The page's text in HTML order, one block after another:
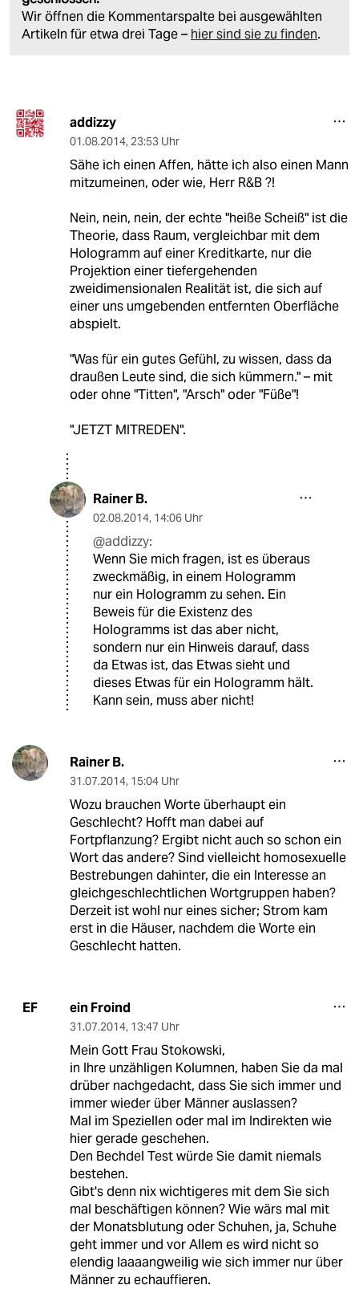
Wir öffnen die Kommentarspalte bei ausgewählten
Artikeln für etwa drei Tage – hier sind sie zu finden.
addizzy
01.08.2014, 23:53 Uhr
Sähe ich einen Affen, hätte ich also einen Mann
mitzumeinen, oder wie, Herr R&B ?!
Nein, nein, nein, der echte "heiße Scheiß" ist die
Theorie, dass Raum, vergleichbar mit dem
Hologramm auf einer Kreditkarte, nur die
Projektion einer tiefergehenden
zweidimensionalen Realität ist, die sich auf
einer uns umgebenden entfernten Oberfläche
abspielt.
"Was für ein gutes Gefühl, zu wissen, dass da
draußen Leute sind, die sich kümmern." – mit
oder ohne "Titten", "Arsch" oder "Füße"!
"JETZT MITREDEN".
Rainer B.
02.08.2014, 14:06 Uhr
@addizzy:
Wenn Sie mich fragen, ist es überaus
zweckmäßig, in einem Hologramm
nur ein Hologramm zu sehen. Ein
Beweis für die Existenz des
Hologramms ist das aber nicht,
sondern nur ein Hinweis darauf, dass
da Etwas ist, das Etwas sieht und
dieses Etwas für ein Hologramm hält.
Kann sein, muss aber nicht!
Rainer B.
31.07.2014, 15:04 Uhr
Wozu brauchen Worte überhaupt ein
Geschlecht? Hofft man dabei auf
Fortpflanzung? Ergibt nicht auch so schon ein
Wort das andere? Sind vielleicht homosexuelle
Bestrebungen dahinter, die ein Interesse an
gleichgeschlechtlichen Wortgruppen haben?
Derzeit ist wohl nur eines sicher; Strom kam
erst in die Häuser, nachdem die Worte ein
Geschlecht hatten.
EF ein Froind
31.07.2014, 13:47 Uhr
Mein Gott Frau Stokowski,
in Ihre unzähligen Kolumnen, haben Sie da mal
drüber nachgedacht, dass Sie sich immer und
immer wieder über Männer auslassen?
Mal im Speziellen oder mal im Indirekten wie
hier gerade geschehen.
Den Bechdel Test würde Sie damit niemals
bestehen.
Gibt's denn nix wichtigeres mit dem Sie sich
mal beschäftigen können? Wie wärs mal mit
der Monatsblutung oder Schuhen, ja, Schuhe
geht immer und vor Allem es wird nicht so
elendig laaaangweilig wie sich immer nur über
Männer zu echauffieren.